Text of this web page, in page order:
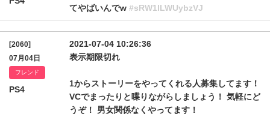
てやばいんでw #sRW1lLWUybzVJ
[2060]
07月04日
フレンド
PS4
2021-07-04 10:26:36
表示期限切れ
1からストーリーをやってくれる人募集してます！
VCでまったりと喋りながらしましょう！ 気軽にど
うぞ！ 男女関係なくやってます！